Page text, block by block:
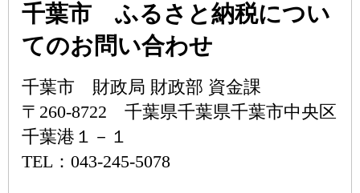
千葉市 ふるさと納税につい
てのお問い合わせ
千葉市 財政局 財政部 資金課
〒260-8722 千葉県千葉県千葉市中央区
千葉港１－１
TEL：043-245-5078